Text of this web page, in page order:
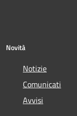
Novità
Notizie
Comunicati
Avvisi